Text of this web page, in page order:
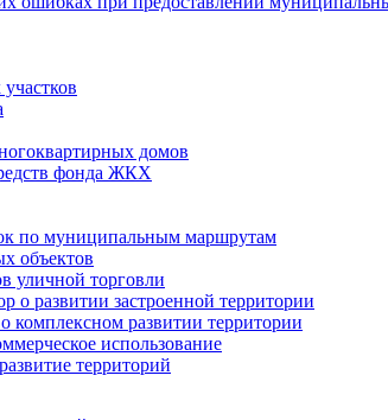
домов
фонда ЖКХ
по муниципальным маршрутам
объектов
уличной торговли
о развитии застроенной территории
комплексном развитии территории
использование
территорий